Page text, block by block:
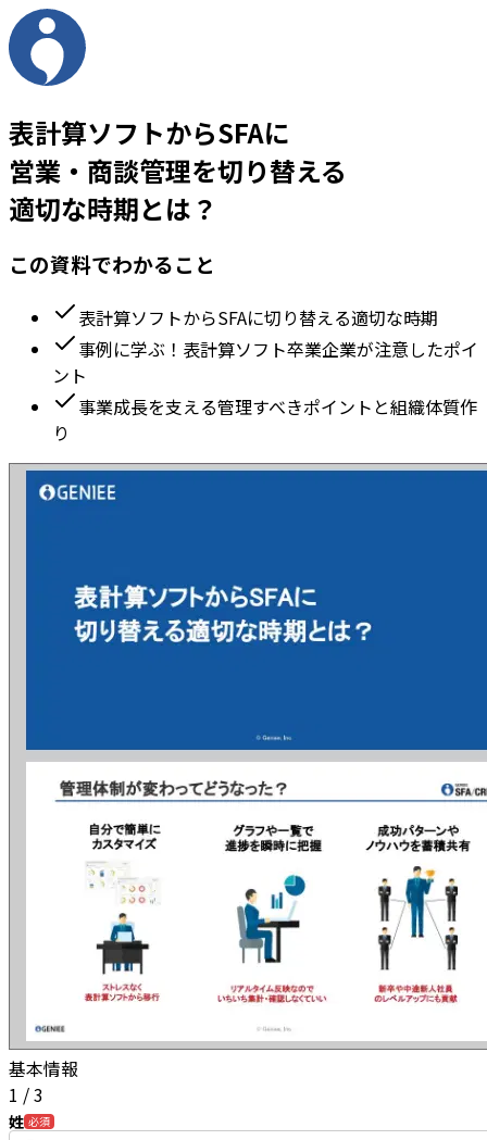
表計算ソフトからSFAに
営業・商談管理を切り替える
適切な時期とは？
この資料でわかること
表計算ソフトからSFAに切り替える適切な時期
事例に学ぶ！表計算ソフト卒業企業が注意したポイ
ント
事業成長を支える管理すべきポイントと組織体質作
り
基本情報
1 /3
姓 必須